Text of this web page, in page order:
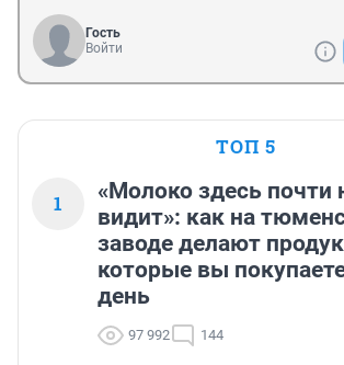
Гость
Войти
ТОП 5
1
«Молоко здесь почти
видит»: как на
заводе делают
которые вы
день
97 992 144